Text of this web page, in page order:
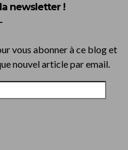
newsletter !
vous abonner à ce blog et
nouvel article par email.